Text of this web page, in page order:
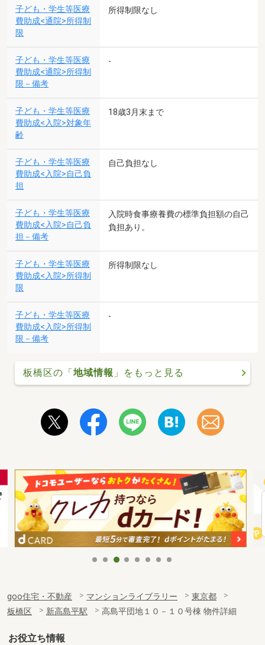
子ども・学生等医療
費助成<通院>所得制
限
所得制限なし
子ども・学生等医療
費助成<通院>所得制
限－備考
-
子ども・学生等医療
費助成<入院>対象年
齢
18歳3月末まで
子ども・学生等医療
費助成<入院>自己負
担
自己負担なし
子ども・学生等医療
費助成<入院>自己負
担－備考
入院時食事療養費の標準負担額の自己
負担あり。
子ども・学生等医療
費助成<入院>所得制
限
所得制限なし
子ども・学生等医療
費助成<入院>所得制
限－備考
-
板橋区の「地域情報 」をもっと見る
goo住宅・不動産 マンションライブラリー
東京都
板橋区
新高島平駅 高島平団地１０－１０号棟 物件詳細
お役立ち情報